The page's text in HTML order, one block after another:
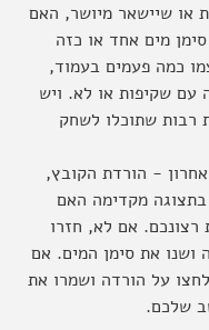
או שיישאר מיושר, האם
מים אחד או כזה
כמה פעמים בעמוד,
עם שקיפות או לא. ויש
רבות שתוכלו לשחק
- הורדת הקובץ,
בתצוגה מקדימה האם
רצונכם. אם לא, חזרו
ושנו את סימן המים. אם
על הורדה ושמרו את
שלכם.